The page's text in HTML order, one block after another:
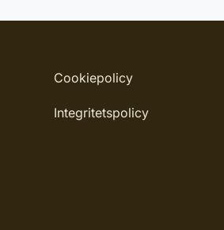
Cookiepolicy
Integritetspolicy